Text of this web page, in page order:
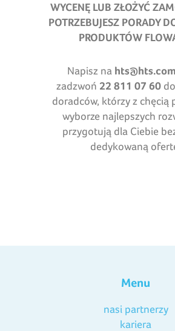
WYCENĘ LUB ZŁOŻYĆ
POTRZEBUJESZ PORADY
PRODUKTÓW
Napisz na
zadzwoń 22 811 07 60
doradców, którzy z chęcią
wyborze najlepszych
przygotują dla Ciebie
dedykowaną
Menu
nasi partnerzy
kariera